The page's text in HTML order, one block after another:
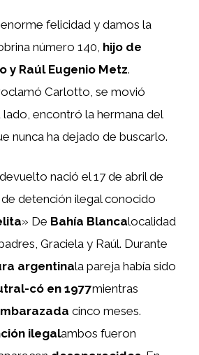
felicidad y damos la
número 140, hijo de
y Raúl Eugenio Metz.
Carlotto, se movió
lado, encontró la hermana del
nunca ha dejado de buscarlo.
nació el 17 de abril de
detención ilegal conocido
» De Bahía Blancalocalidad
Graciela y Raúl. Durante
argentinala pareja había sido
có en 1977mientras
cinco meses.
ilegalambos fueron